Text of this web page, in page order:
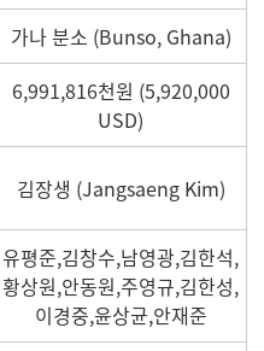
가나 분소 (Bunso, Ghana)
6,991,816천원 (5,920,000
USD)
김장생 (Jangsaeng Kim)
유평준,김창수,남영광,김한석,
황상원,안동원,주영규,김한성,
이경중,윤상균,안재준